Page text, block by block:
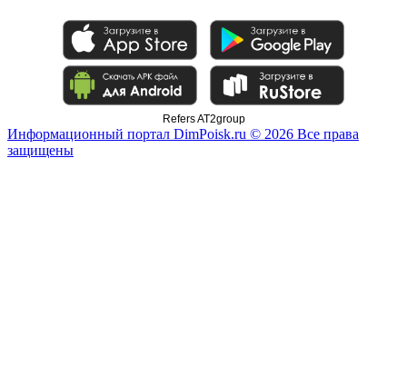
Refers AT2group
Информационный портал DimPoisk.ru © 2026 Все права
защищены